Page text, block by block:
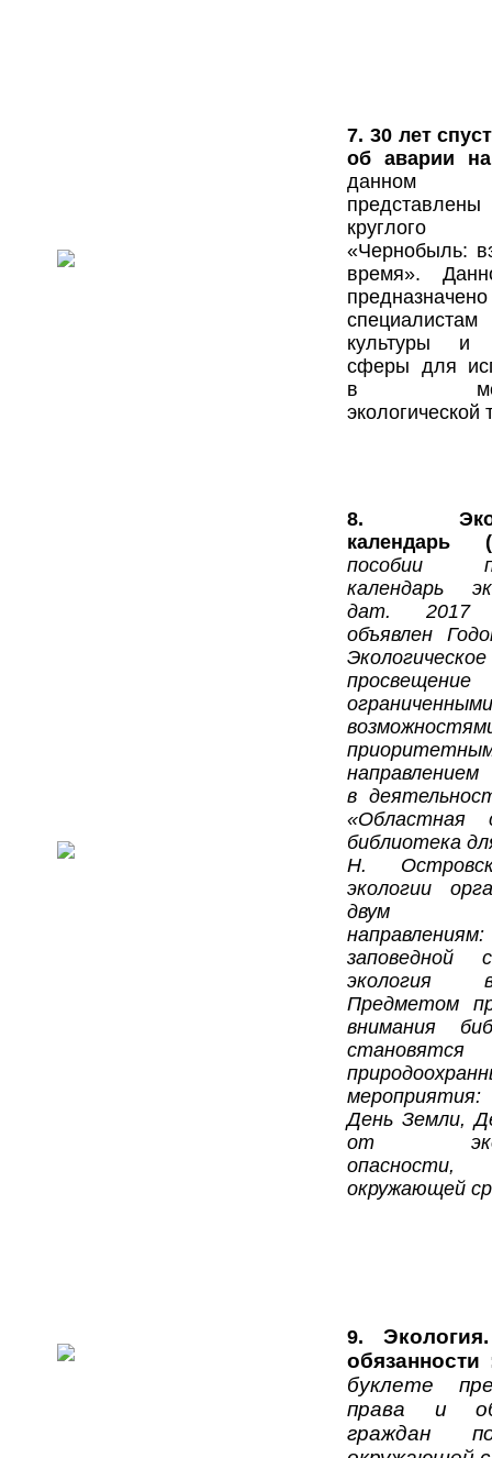
7. 30 лет
об аварии
данном
«Чернобыль:
время».
предназначено
культуры и
сферы для
в
экологической
8.
календарь (
пособии
календарь
дат.
объявлен
Экологическое
ограниченными
направлением
в
«Областная
библиотека
Н.
экологии
двум
заповедной
экология
Предметом
внимания
День Земли,
от
окружающей
9.
обязанности
буклете
права и
граждан